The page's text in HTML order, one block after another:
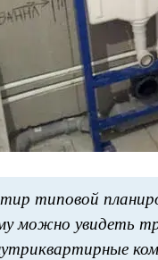
типовой
можно увидеть